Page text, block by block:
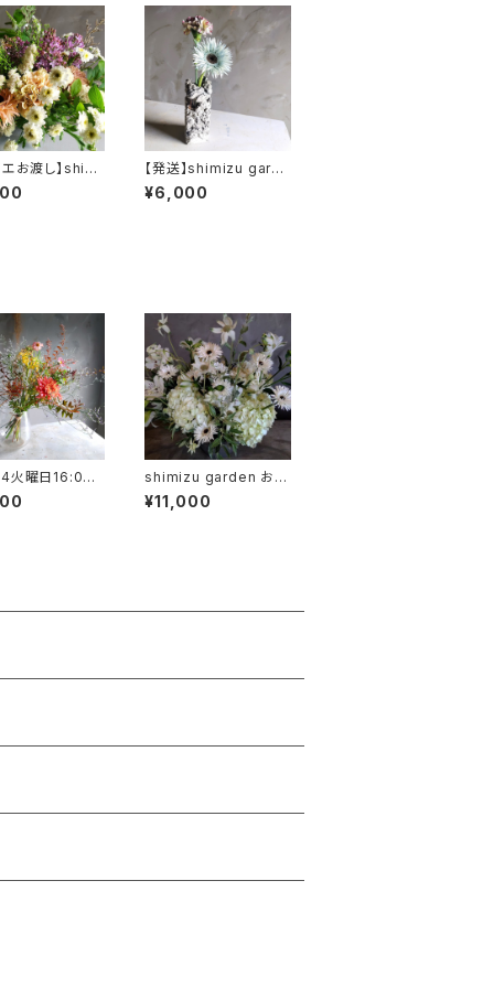
エお渡し】shimi
季節の母
トアレンジメン
【発送】shimizu garde
n 母の日 季節のお花
+フラワーベースセット
¥6,000
火曜日16:00
garden le
total gardenコ
shimizu garden お供
え・お悔やみ アレンジメ
ント
¥11,000